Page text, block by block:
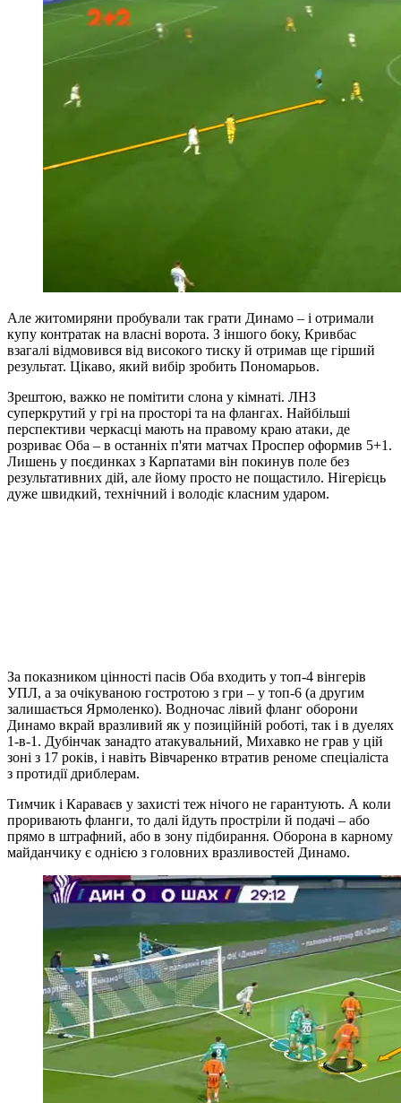
купу контратак на власні ворота. З іншого боку, Кривбас
взагалі відмовився від високого тиску й отримав ще гірший
Зрештою, важко не помітити слона у кімнаті. ЛНЗ
суперкрутий у грі на просторі та на флангах. Найбільші
перспективи черкасці мають на правому краю атаки, де
Лишень у поєдинках з Карпатами він покинув поле без
результативних дій, але йому просто не пощастило. Нігерієць
дуже швидкий, технічний і володіє класним ударом.
1-в-1. Дубінчак занадто атакувальний, Михавко не грав у цій
зоні з 17 років, і навіть Вівчаренко втратив реноме спеціаліста
з протидії дриблерам.
Тимчик і Караваєв у захисті теж нічого не гарантують. А коли
проривають фланги, то далі йдуть простріли й подачі – або
прямо в штрафний, або в зону підбирання. Оборона в карному